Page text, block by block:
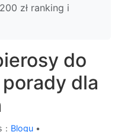
zł ranking i
do
dla
Blogu •